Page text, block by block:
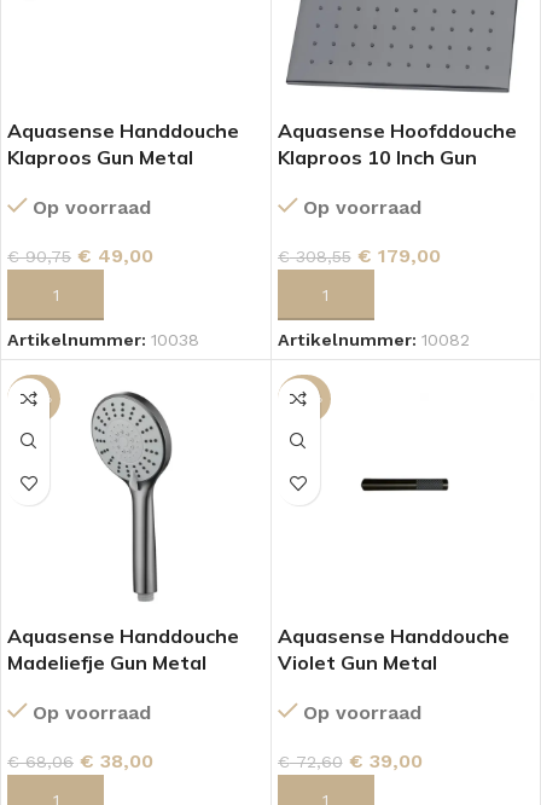
Aquasense Handdouche
Klaproos Gun Metal
Op voorraad
€90,75 € 49,00
Artikelnummer: 10038
Aquasense Hoofddouche
Klaproos 10 Inch Gun
Op voorraad
€308,55 € 179,00
Artikelnummer: 10082
-44%
Aquasense Handdouche
Madeliefje Gun Metal
Op voorraad
€68,06 € 38,00
-46%
Aquasense Handdouche
Violet Gun Metal
Op voorraad
€72,60 € 39,00